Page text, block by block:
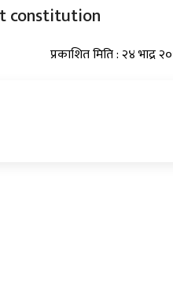
constitution
प्रकाशित मिति : २४ भाद्र